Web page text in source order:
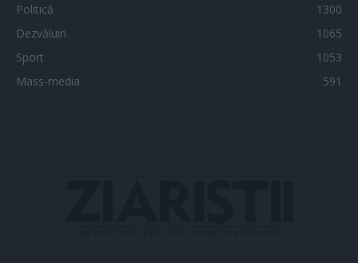
Politică
1300
Dezvăluiri
1065
Sport
1053
Mass-media
591